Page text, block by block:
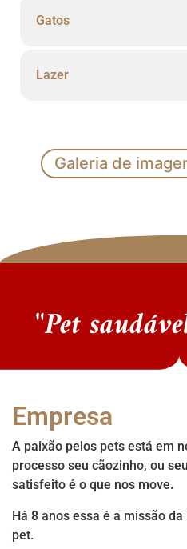
Gatos
Lazer
Galeria de
"Pet
Empresa
A paixão pelos pets está em
processo seu cãozinho, ou
satisfeito é o que nos move.
Há 8 anos essa é a missão
pet.